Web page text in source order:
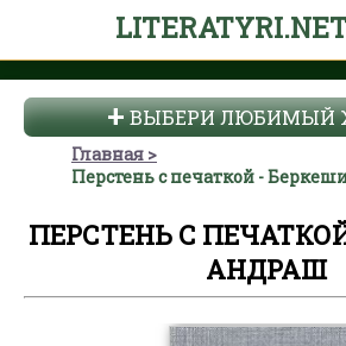
ВЫБЕРИ ЛЮБИМЫЙ
Главная
Перстень с печаткой -
ПЕРСТЕНЬ С
АНДРАШ